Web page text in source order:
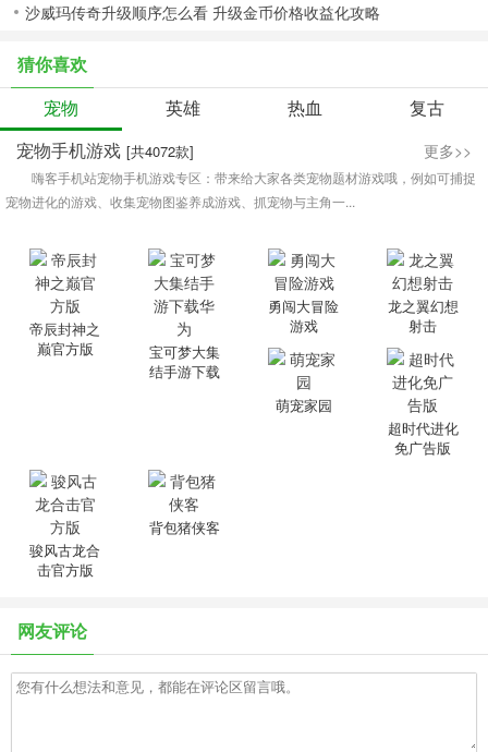
沙威玛传奇升级顺序怎么看 升级金币价格收益化攻略
猜你喜欢
宠物
英雄 热血
复古
宠物手机游戏 [共4072款] 更多>>
嗨客手机站宠物手机游戏专区：带来给大家各类宠物题材游戏哦，例如可捕捉
宠物进化的游戏、收集宠物图鉴养成游戏、抓宠物与主角一...
帝辰封神之
巅官方版
宝可梦大集
结手游下载
勇闯大冒险
游戏
龙之翼幻想
射击
萌宠家园
超时代进化
免广告版
骏风古龙合
击官方版
背包猪侠客
网友评论